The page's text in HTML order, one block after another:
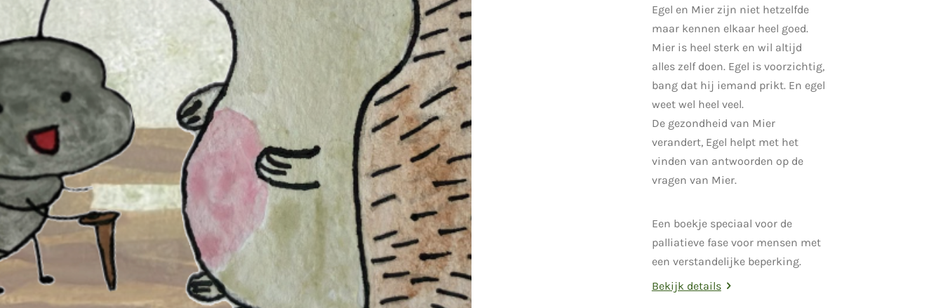
Egel en Mier zijn niet hetzelfde
maar kennen elkaar heel goed.
Mier is heel sterk en wil altijd
alles zelf doen. Egel is voorzichtig,
bang dat hij iemand prikt. En egel
weet wel heel veel.
De gezondheid van Mier
verandert, Egel helpt met het
vinden van antwoorden op de
vragen van Mier.
Een boekje speciaal voor de
palliatieve fase voor mensen met
een verstandelijke beperking.
Bekijk details